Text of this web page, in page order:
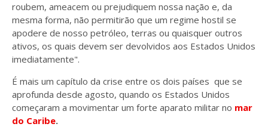
roubem, ameacem ou prejudiquem nossa nação e, da
mesma forma, não permitirão que um regime hostil se
apodere de nosso petróleo, terras ou quaisquer outros
ativos, os quais devem ser devolvidos aos Estados Unidos
imediatamente".
É mais um capítulo da crise entre os dois países que se
aprofunda desde agosto, quando os Estados Unidos
começaram a movimentar um forte aparato militar no mar
do Caribe.